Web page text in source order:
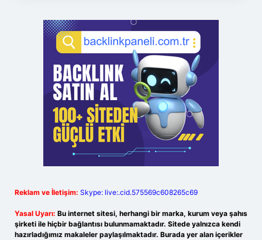
Reklam ve İletişim: Skype: live:.cid.575569c608265c69
Yasal Uyarı: Bu internet sitesi, herhangi bir marka, kurum veya şahıs
şirketi ile hiçbir bağlantısı bulunmamaktadır. Sitede yalnızca kendi
hazırladığımız makaleler paylaşılmaktadır. Burada yer alan içerikler